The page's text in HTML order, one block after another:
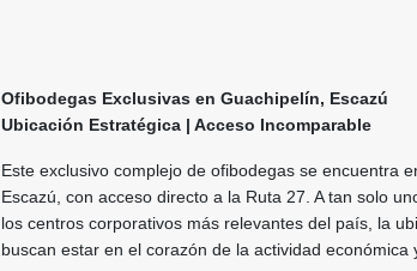
Ofibodegas Exclusivas en Guachipelín, Escazú
Ubicación Estratégica | Acceso Incomparable
Este exclusivo complejo de ofibodegas se encuentra
Escazú, con acceso directo a la Ruta 27. A tan solo
los centros corporativos más relevantes del país, la
buscan estar en el corazón de la actividad económica